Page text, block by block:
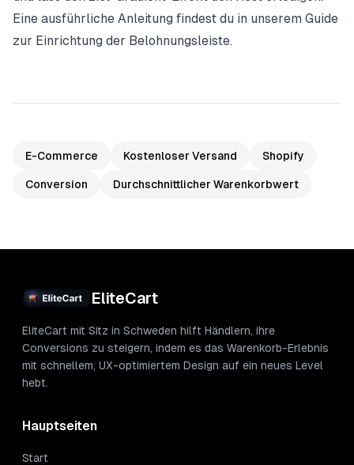
Eine ausführliche Anleitung findest du in unserem Guide
zur Einrichtung der Belohnungsleiste.
E-Commerce Kostenloser Versand Shopify
Conversion Durchschnittlicher Warenkorbwert
EliteCart
EliteCart mit Sitz in Schweden hilft Händlern, ihre
Conversions zu steigern, indem es das Warenkorb-Erlebnis
mit schnellem, UX-optimiertem Design auf ein neues Level
hebt.
Hauptseiten
Start